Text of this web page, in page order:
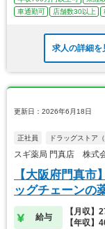
車通勤可
店舗数30以上
求人の詳細を
更新日：2026年6月18日
正社員 ドラッグストア
スギ薬局 門真店 株式
【大阪府門真市
ッグチェーンの
給与
【月収】
【年収】